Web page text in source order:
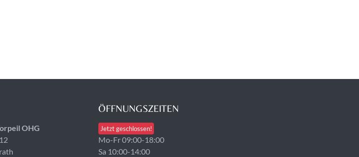
OHG
ÖFFNUNGSZEITEN
Jetzt geschlossen!
Mo-Fr 09:00-18:00
Sa 10:00-14:00